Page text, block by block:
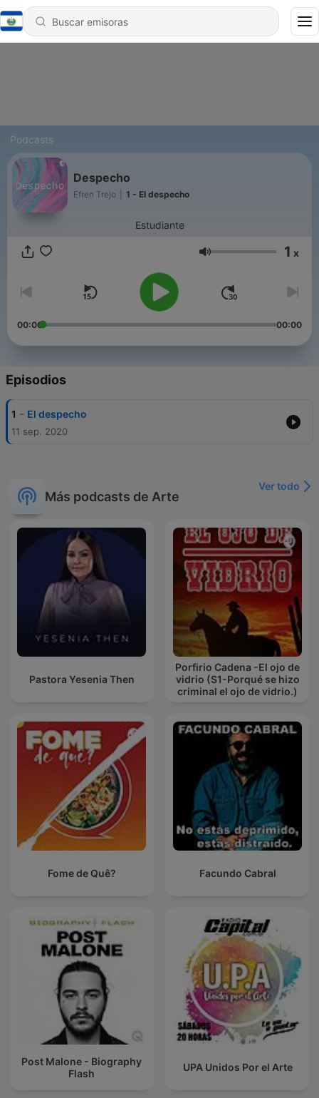
Podcasts
Despecho
Efren Trejo 1 - El despecho
Estudiante
Volumen 1 x
00:00 00:00
Episodios
1 - El despecho
11 sep. 2020
Más podcasts de Arte
Ver todo
Pastora Yesenia Then
Porfirio Cadena -El ojo de
vidrio (S1-Porqué se hizo
criminal el ojo de vidrio.)
Fome de Quê? Facundo Cabral
Post Malone - Biography
Flash
UPA Unidos Por el Arte